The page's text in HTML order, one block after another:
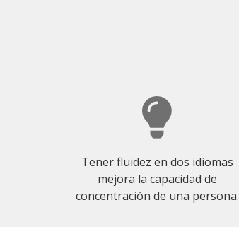
Tener fluidez en dos idiomas
mejora la capacidad de
concentración de una persona.